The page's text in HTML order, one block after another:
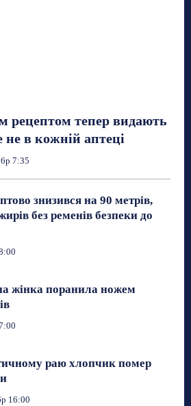
рецептом тепер видають
не в кожній аптеці
7:35
знизився на 90 метрів,
без ременів безпеки до
жінка поранила ножем
раю хлопчик помер
16:00